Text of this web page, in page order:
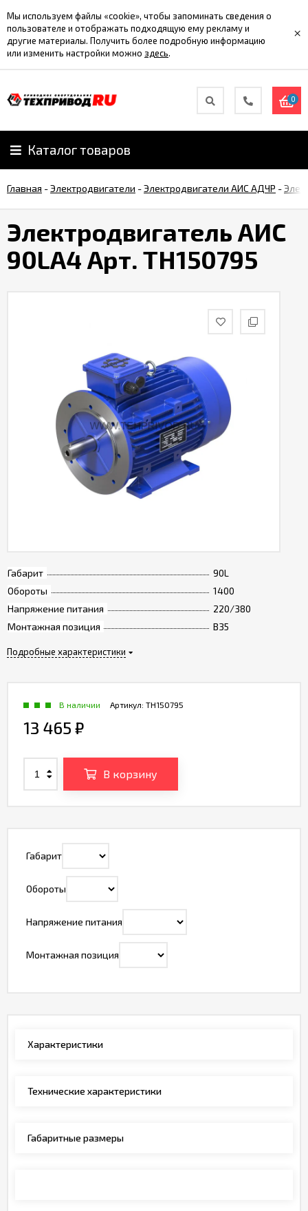
Мы используем файлы «cookie», чтобы запоминать сведения о
пользователе и отображать подходящую ему рекламу и
другие материалы. Получить более подробную информацию
или изменить настройки можно здесь.
×
0
Каталог товаров
Главная -Электродвигатели -Электродвигатели АИС АДЧР -
Электродвигатель АИС
90LA4 Арт. TH150795
Габарит
Обороты
Напряжение питания
Монтажная позиция
Габарит
90L
Обороты
1400
Напряжение питания
220/380
Монтажная позиция
B35
Подробные характеристики
Артикул: TH150795
В наличии
13 465 ₽
В корзину
Характеристики
Технические характеристики
Габаритные размеры